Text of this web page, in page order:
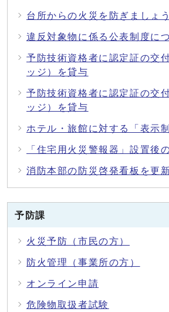
台所からの火災を防ぎましょ
違反対象物に係る公表制度に
予防技術資格者に認定証の交
ッジ）を貸与
予防技術資格者に認定証の交
ッジ）を貸与
ホテル・旅館に対する「表示
「住宅用火災警報器」設置後
消防本部の防災啓発看板を更
予防課
火災予防（市民の方）
防火管理（事業所の方）
オンライン申請
危険物取扱者試験